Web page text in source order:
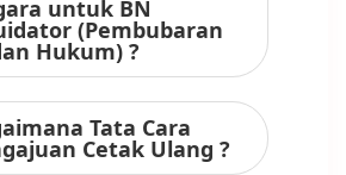
untuk BN
(Pembubaran
Hukum) ?
Tata Cara
Cetak Ulang ?